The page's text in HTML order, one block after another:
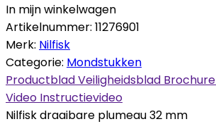
In mijn winkelwagen
Artikelnummer: 11276901
Merk: Nilfisk
Categorie: Mondstukken
ProductbladVeiligheidsblad Brochure
Video Instructievideo
Nilfisk draaibare plumeau 32 mm